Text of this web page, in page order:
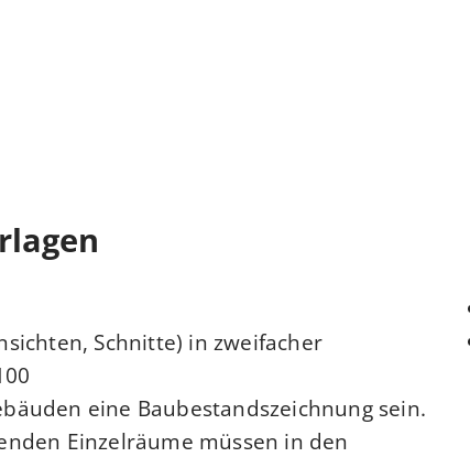
Schnitte) in zweifacher
eine Baubestandszeichnung sein.
Einzelräume müssen in den